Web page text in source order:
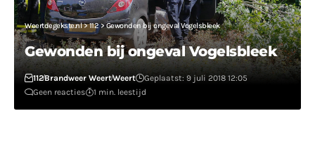
Weertdegekste.nl>112>Gewonden bij ongeval Vogelsbleek
Gewonden bij ongeval Vogelsbleek
112Brandweer WeertWeert
Geplaatst: 9 juli 2018 12:05
Geen reacties
1 min. leestijd